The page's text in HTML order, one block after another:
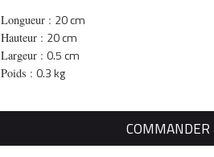
Longueur : 20 cm
Hauteur : 20 cm
Largeur : 0.5 cm
Poids : 0.3 kg
COMMANDER